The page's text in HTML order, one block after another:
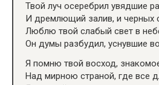
Твой луч осеребрил увядшие
И дремлющий залив, и черных
Люблю твой слабый свет в
Он думы разбудил, уснувшие
Я помню твой восход,
Над мирною страной, где все